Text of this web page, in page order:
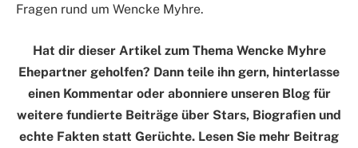
Fragen rund um Wencke Myhre.
Hat dir dieser Artikel zum Thema Wencke Myhre
Ehepartner geholfen? Dann teile ihn gern, hinterlasse
einen Kommentar oder abonniere unseren Blog für
weitere fundierte Beiträge über Stars, Biografien und
echte Fakten statt Gerüchte. Lesen Sie mehr Beitrag